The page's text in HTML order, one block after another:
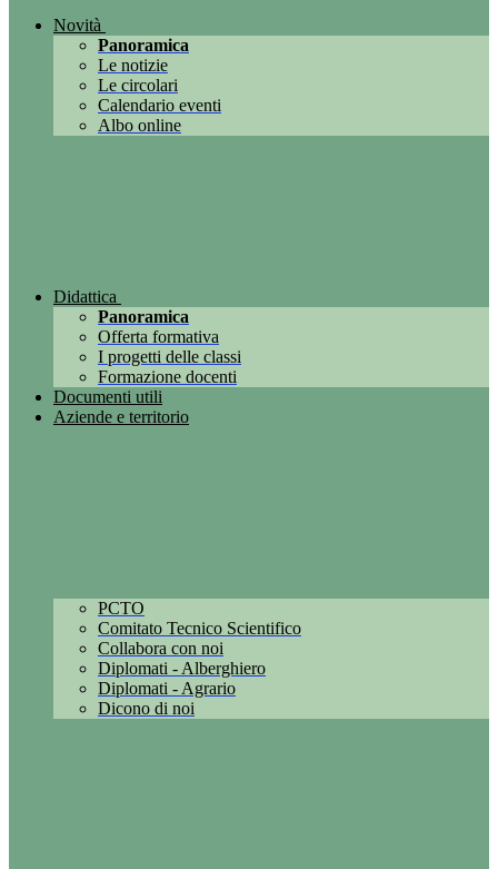
Novità
Panoramica
Le notizie
Le circolari
Calendario eventi
Albo online
Didattica
Panoramica
Offerta formativa
I progetti delle classi
Formazione docenti
Documenti utili
Aziende e territorio
PCTO
Comitato Tecnico Scientifico
Collabora con noi
Diplomati - Alberghiero
Diplomati - Agrario
Dicono di noi